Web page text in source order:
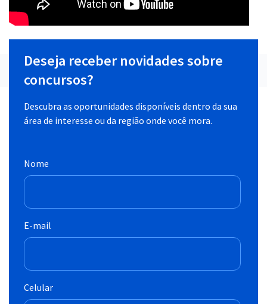
Deseja receber novidades sobre
concursos?
Descubra as oportunidades disponíveis dentro da sua
área de interesse ou da região onde você mora.
Nome
E-mail
Celular